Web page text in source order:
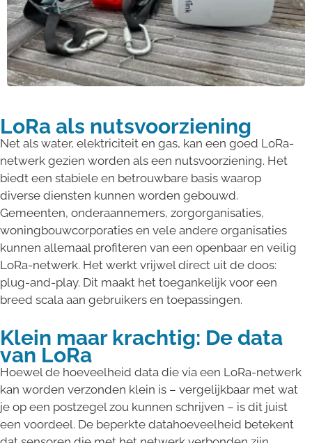
LoRa als nutsvoorziening
Net als water, elektriciteit en gas, kan een goed LoRa-
netwerk gezien worden als een nutsvoorziening. Het
biedt een stabiele en betrouwbare basis waarop
diverse diensten kunnen worden gebouwd.
Gemeenten, onderaannemers, zorgorganisaties,
woningbouwcorporaties en vele andere organisaties
kunnen allemaal profiteren van een openbaar en veilig
LoRa-netwerk. Het werkt vrijwel direct uit de doos:
plug-and-play. Dit maakt het toegankelijk voor een
breed scala aan gebruikers en toepassingen.
Klein maar krachtig: De data
van LoRa
Hoewel de hoeveelheid data die via een LoRa-netwerk
kan worden verzonden klein is – vergelijkbaar met wat
je op een postzegel zou kunnen schrijven – is dit juist
een voordeel. De beperkte datahoeveelheid betekent